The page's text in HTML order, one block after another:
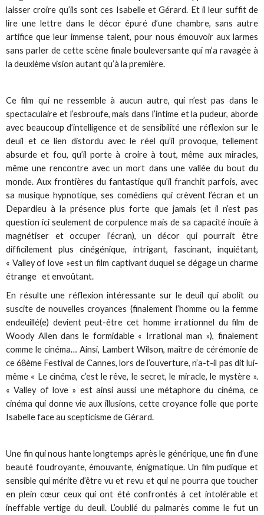
laisser croire qu’ils sont ces Isabelle et Gérard. Et il leur suffit de
lire une lettre dans le décor épuré d’une chambre, sans autre
artifice que leur immense talent, pour nous émouvoir aux larmes
sans parler de cette scène finale bouleversante qui m’a ravagée à
la deuxième vision autant qu’à la première.
Ce film qui ne ressemble à aucun autre, qui n’est pas dans le
spectaculaire et l’esbroufe, mais dans l’intime et la pudeur, aborde
avec beaucoup d’intelligence et de sensibilité une réflexion sur le
deuil et ce lien distordu avec le réel qu’il provoque, tellement
absurde et fou, qu’il porte à croire à tout, même aux miracles,
même une rencontre avec un mort dans une vallée du bout du
monde. Aux frontières du fantastique qu’il franchit parfois, avec
sa musique hypnotique, ses comédiens qui crèvent l’écran et un
Depardieu à la présence plus forte que jamais (et il n’est pas
question ici seulement de corpulence mais de sa capacité inouïe à
magnétiser et occuper l’écran), un décor qui pourrait être
difficilement plus cinégénique, intrigant, fascinant, inquiétant,
« Valley of love »est un film captivant duquel se dégage un charme
étrange et envoûtant.
En résulte une réflexion intéressante sur le deuil qui abolit ou
suscite de nouvelles croyances (finalement l’homme ou la femme
endeuillé(e) devient peut-être cet homme irrationnel du film de
Woody Allen dans le formidable « Irrational man »), finalement
comme le cinéma… Ainsi, Lambert Wilson, maître de cérémonie de
ce 68ème Festival de Cannes, lors de l’ouverture, n’a-t-il pas dit lui-
même « Le cinéma, c’est le rêve, le secret, le miracle, le mystère ».
« Valley of love » est ainsi aussi une métaphore du cinéma, ce
cinéma qui donne vie aux illusions, cette croyance folle que porte
Isabelle face au scepticisme de Gérard.
Une fin qui nous hante longtemps après le générique, une fin d’une
beauté foudroyante, émouvante, énigmatique. Un film pudique et
sensible qui mérite d’être vu et revu et qui ne pourra que toucher
en plein cœur ceux qui ont été confrontés à cet intolérable et
ineffable vertige du deuil. L’oublié du palmarès comme le fut un